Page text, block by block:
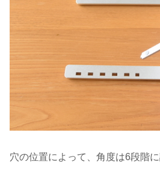
穴の位置によって、角度は6段階に